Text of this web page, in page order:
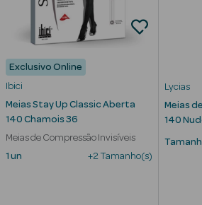
Corporais
Cicatrizantes
Depilatórios
Estrias
Bronzeadores
Exclusivo Online
Ibici
Meias Stay Up Classic Aberta
140 Chamois 36
Meias de Compressão Invisíveis
1 un
+2 Tamanho(s)
Lycias
Meias
140